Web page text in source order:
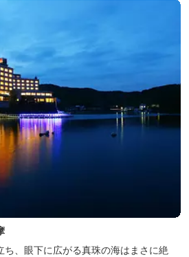
、眼下に広がる真珠の海はまさに絶